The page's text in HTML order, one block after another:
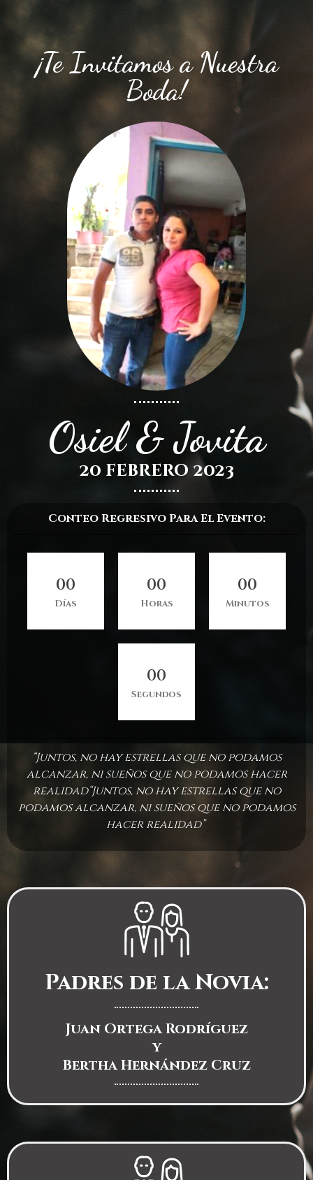
¡Te Invitamos a Nuestra
Boda!
Osiel & Jovita
20 febrero 2023
Conteo Regresivo Para El Evento:
00
Días
00
Horas
00
Minutos
00
Segundos
“Juntos, no hay estrellas que no podamos
alcanzar, ni sueños que no podamos hacer
realidad“Juntos, no hay estrellas que no
podamos alcanzar, ni sueños que no podamos
hacer realidad”
Padres de la Novia:
Juan Ortega Rodríguez
y
Bertha Hernández Cruz